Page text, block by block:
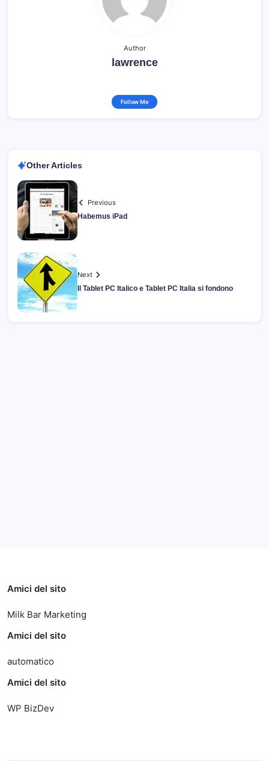
Author
lawrence
Follow Me
Other Articles
Previous
Habemus iPad
Next
Il Tablet PC Italico e Tablet PC Italia si fondono
Amici del sito
Milk Bar Marketing
Amici del sito
automatico
Amici del sito
WP BizDev